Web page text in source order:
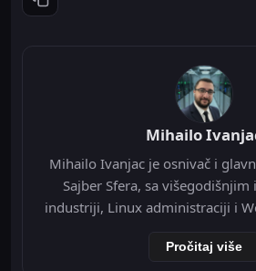
Kopiraj link
Mihailo
Mihailo Ivanjac je osnivač i
Sajber Sfera, sa
industriji, Linux administraciji i
object cache, CloudflarePročitaj više